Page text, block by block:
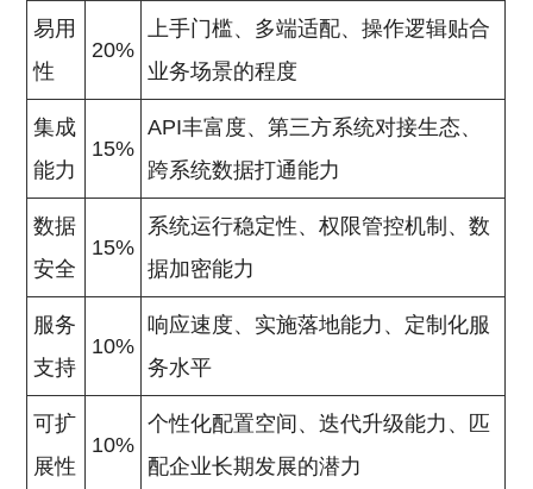
易用
性
20%
上手门槛、多端适配、操作逻辑贴合
业务场景的程度
集成
能力
15%
API丰富度、第三方系统对接生态、
跨系统数据打通能力
数据
安全
15%
系统运行稳定性、权限管控机制、数
据加密能力
服务
支持
10%
响应速度、实施落地能力、定制化服
务水平
可扩
展性
10%
个性化配置空间、迭代升级能力、匹
配企业长期发展的潜力